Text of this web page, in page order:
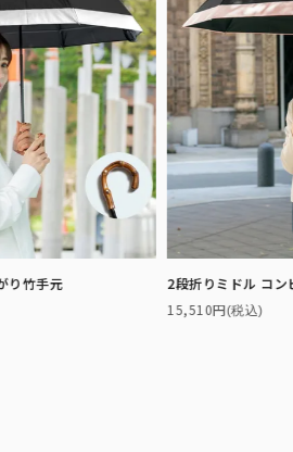
り竹手元
2段折りミドル コン
15,510円(税込)